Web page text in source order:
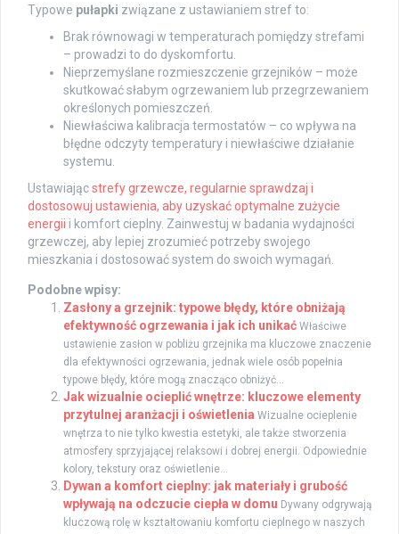
Typowe pułapki związane z ustawianiem stref to:
Brak równowagi w temperaturach pomiędzy strefami
– prowadzi to do dyskomfortu.
Nieprzemyślane rozmieszczenie grzejników – może
skutkować słabym ogrzewaniem lub przegrzewaniem
określonych pomieszczeń.
Niewłaściwa kalibracja termostatów – co wpływa na
błędne odczyty temperatury i niewłaściwe działanie
systemu.
Ustawiającstrefy grzewcze, regularnie sprawdzaj i
dostosowuj ustawienia, aby uzyskać optymalne zużycie
energii i komfort cieplny. Zainwestuj w badania wydajności
grzewczej, aby lepiej zrozumieć potrzeby swojego
mieszkania i dostosować system do swoich wymagań.
Podobne wpisy:
Zasłony a grzejnik: typowe błędy, które obniżają
efektywność ogrzewania i jak ich unikać Właściwe
ustawienie zasłon w pobliżu grzejnika ma kluczowe znaczenie
dla efektywności ogrzewania, jednak wiele osób popełnia
typowe błędy, które mogą znacząco obniżyć...
Jak wizualnie ocieplić wnętrze: kluczowe elementy
przytulnej aranżacji i oświetlenia Wizualne ocieplenie
wnętrza to nie tylko kwestia estetyki, ale także stworzenia
atmosfery sprzyjającej relaksowi i dobrej energii. Odpowiednie
kolory, tekstury oraz oświetlenie...
Dywan a komfort cieplny: jak materiały i grubość
wpływają na odczucie ciepła w domu Dywany odgrywają
kluczową rolę w kształtowaniu komfortu cieplnego w naszych